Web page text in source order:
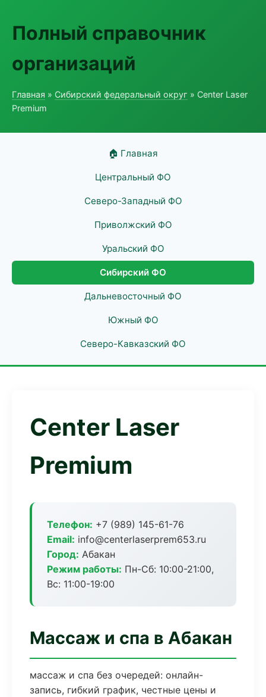
Полный справочник
организаций
Главная » Сибирский федеральный округ » Center Laser
Premium
🏠 Главная
Центральный ФО
Северо-Западный ФО
Приволжский ФО
Уральский ФО
Сибирский ФО
Дальневосточный ФО
Южный ФО
Северо-Кавказский ФО
Center Laser
Premium
Телефон: +7 (989) 145-61-76
Email: info@centerlaserprem653.ru
Город: Абакан
Режим работы: Пн-Сб: 10:00-21:00,
Вс: 11:00-19:00
Массаж и спа в Абакан
массаж и спа без очередей: онлайн-
запись, гибкий график, честные цены и